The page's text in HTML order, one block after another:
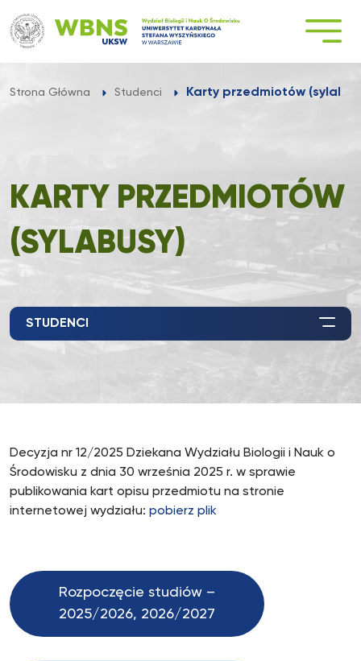
do
treści
Strona Główna Studenci Karty przedmiotów
KARTY PRZEDMIOTÓW
(SYLABUSY)
STUDENCI
Decyzja nr 12/2025 Dziekana Wydziału Biologii i Nauk o
Środowisku z dnia 30 września 2025 r. w sprawie
publikowania kart opisu przedmiotu na stronie
internetowej wydziału: pobierz plik
Rozpoczęcie studiów –
2025/2026, 2026/2027